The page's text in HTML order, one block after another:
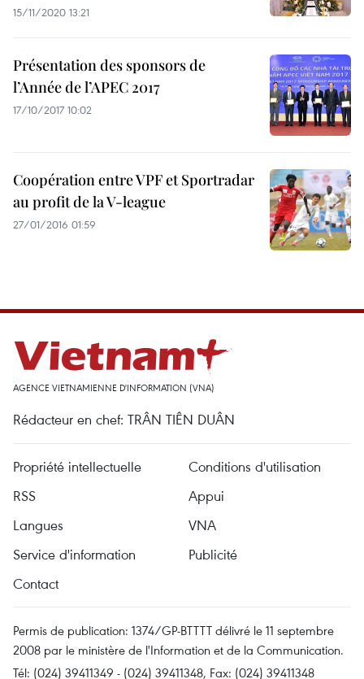
15/11/2020 13:21
Présentation des sponsors de
l’Année de l’APEC 2017
17/10/2017 10:02
Coopération entre VPF et Sportradar
au profit de la V-league
27/01/2016 01:59
AGENCE VIETNAMIENNE D'INFORMATION (VNA)
Rédacteur en chef: TRÂN TIÊN DUÂN
Propriété intellectuelle
Conditions d'utilisation
RSS
Appui
Langues
VNA
Service d'information
Publicité
Contact
Permis de publication: 1374/GP-BTTTT délivré le 11 septembre
2008 par le ministère de l'Information et de la Communication.
Tél: (024) 39411349 - (024) 39411348, Fax: (024) 39411348